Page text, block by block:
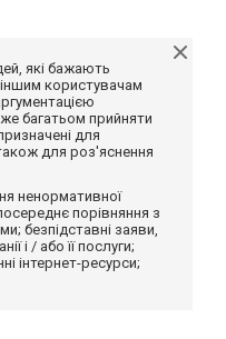
які бажають
користувачам
багатьом прийняти
для
для роз'яснення
ненормативної
порівняння з
безпідставні заяви,
і / або її послуги;
інтернет-ресурси;